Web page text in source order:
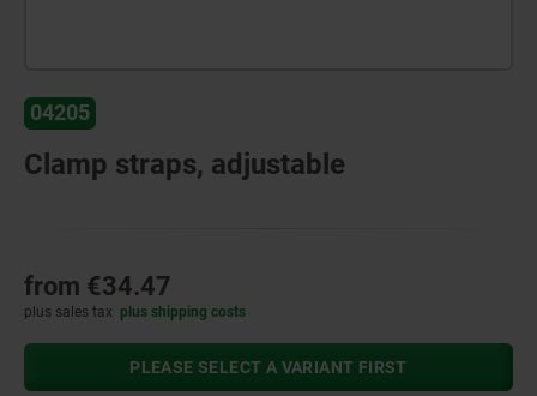
04205
Clamp straps, adjustable
from €34.47
plus sales tax plus shipping costs
PLEASE SELECT A VARIANT FIRST